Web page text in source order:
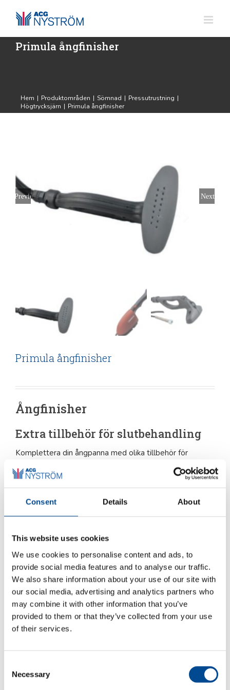
Consent Details About
This website uses cookies
We use cookies to personalise content and ads, to
provide social media features and to analyse our traffic.
We also share information about your use of our site with
our social media, advertising and analytics partners who
may combine it with other information that you’ve
provided to them or that they’ve collected from your use
of their services.
Selection
Necessary
innehållet
Primula ångfinisher
Hem | Produktområden | Sömnad | Pressutrustning |
Högtrycksjärn | Primula ångfinisher
Previous Next
Primula ångfinisher
Ångfinisher
Extra tillbehör för slutbehandling
Komplettera din ångpanna med olika tillbehör för
gardiner etc.
Primula Ångfinisher
strykning.
Primula BRA-500 Ångborste
Primula Ångpistol med en uppsättning
verktyg
Fler maskiner för branschenGardin & Storbild
Fler maskiner för branschen
Fler maskiner för branschen
Fler maskiner för branschen
Skrädderi/Ateljé/Butik